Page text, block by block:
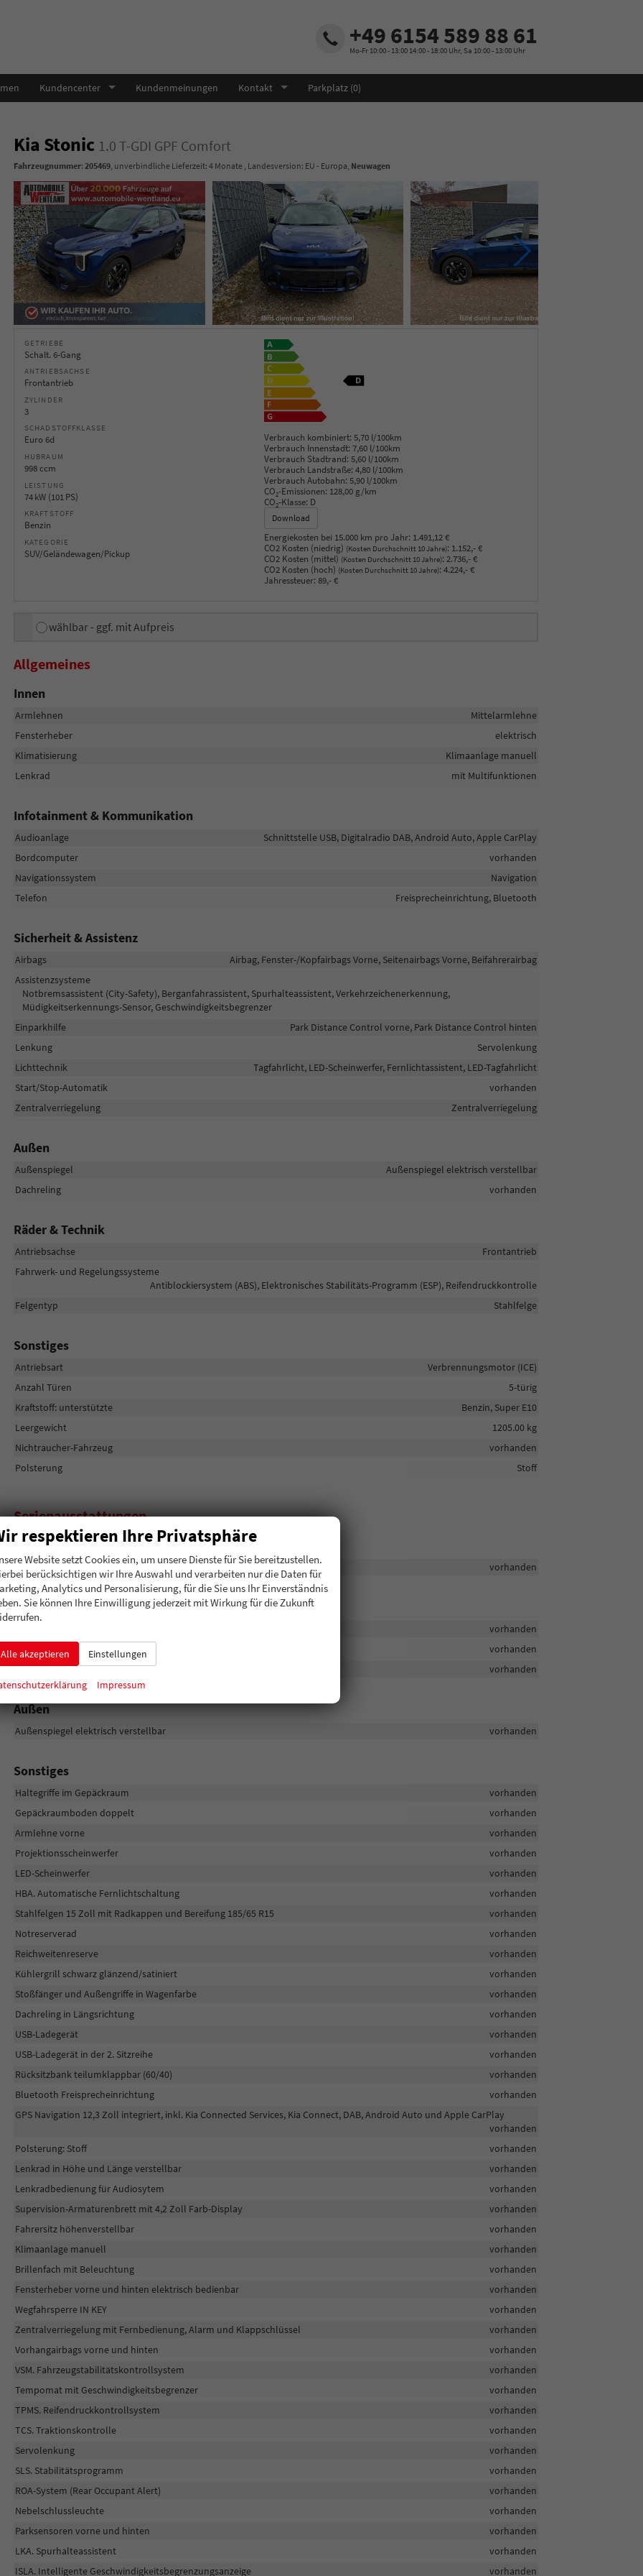
+49 6154 589 88 61
Mo-Fr 10:00 - 13:00 14:00 - 18:00 Uhr, Sa 10:00 - 13:00 Uhr
Kundencenter Kundenmeinungen Kontakt Parkplatz (0)
Kia Stonic 1.0 T-GDI GPF Comfort
Fahrzeugnummer: 205469, unverbindliche Lieferzeit: 4 Monate, Landesversion: EU - Europa, Neuwagen
GETRIEBE
Schalt. 6-Gang
ANTRIEBSACHSE
Frontantrieb
ZYLINDER
3
SCHADSTOFFKLASSE
Euro 6d
HUBRAUM
998 ccm
LEISTUNG
74 kW (101 PS)
KRAFTSTOFF
Benzin
KATEGORIE
SUV/Geländewagen/Pickup
Verbrauch kombiniert: 5,70 l/100km
Verbrauch Innenstadt: 7,60 l/100km
Verbrauch Stadtrand: 5,60 l/100km
Verbrauch Landstraße: 4,80 l/100km
Verbrauch Autobahn: 5,90 l/100km
CO2-Emissionen: 128,00 g/km
CO2-Klasse: D
Download
Energiekosten bei 15.000 km pro Jahr: 1.491,12 €
CO2 Kosten (niedrig) (Kosten Durchschnitt 10 Jahre): 1.152,- €
CO2 Kosten (mittel) (Kosten Durchschnitt 10 Jahre): 2.736,- €
CO2 Kosten (hoch) (Kosten Durchschnitt 10 Jahre): 4.224,- €
Jahressteuer: 89,- €
wählbar - ggf. mit Aufpreis
Allgemeines
Innen
Armlehnen
Mittelarmlehne
Fensterheber
elektrisch
Klimatisierung
Klimaanlage manuell
Lenkrad
mit Multifunktionen
Infotainment & Kommunikation
Audioanlage
Schnittstelle USB, Digitalradio DAB, Android Auto, Apple CarPlay
Bordcomputer
vorhanden
Navigationssystem
Navigation
Telefon
Freisprecheinrichtung, Bluetooth
Sicherheit & Assistenz
Airbags
Airbag, Fenster-/Kopfairbags Vorne, Seitenairbags Vorne, Beifahrerairbag
Assistenzsysteme
Notbremsassistent (City-Safety), Berganfahrassistent, Spurhalteassistent, Verkehrzeichenerkennung,
Müdigkeitserkennungs-Sensor, Geschwindigkeitsbegrenzer
Einparkhilfe
Park Distance Control vorne, Park Distance Control hinten
Lenkung
Servolenkung
Lichttechnik
Tagfahrlicht, LED-Scheinwerfer, Fernlichtassistent, LED-Tagfahrlicht
Start/Stop-Automatik
vorhanden
Zentralverriegelung
Zentralverriegelung
Außen
Außenspiegel
Außenspiegel elektrisch verstellbar
Dachreling
vorhanden
Räder & Technik
Antriebsachse
Frontantrieb
Fahrwerk- und Regelungssysteme
Antiblockiersystem (ABS), Elektronisches Stabilitäts-Programm (ESP), Reifendruckkontrolle
Felgentyp
Stahlfelge
Sonstiges
Antriebsart
Verbrennungsmotor (ICE)
Anzahl Türen
5-türig
Kraftstoff: unterstützte
Benzin, Super E10
Leergewicht
1205.00 kg
Nichtraucher-Fahrzeug
vorhanden
Polsterung
Stoff
Serienausstattungen
Infotainment & Kommunikation
Bordcomputer vorhanden
Sicherheit & Assistenz
vorhanden
Seitenairbags vorne
vorhanden
Rückfahrkamera
vorhanden
Außen
Außenspiegel elektrisch verstellbar vorhanden
Sonstiges
Haltegriffe im Gepäckraum
vorhanden
Gepäckraumboden doppelt
vorhanden
Armlehne vorne
vorhanden
Projektionsscheinwerfer
vorhanden
LED-Scheinwerfer
vorhanden
HBA. Automatische Fernlichtschaltung
vorhanden
Stahlfelgen 15 Zoll mit Radkappen und Bereifung 185/65 R15
vorhanden
Notreserverad
vorhanden
Reichweitenreserve
vorhanden
Kühlergrill schwarz glänzend/satiniert
vorhanden
Stoßfänger und Außengriffe in Wagenfarbe
vorhanden
Dachreling in Längsrichtung
vorhanden
USB-Ladegerät
vorhanden
USB-Ladegerät in der 2. Sitzreihe
vorhanden
Rücksitzbank teilumklappbar (60/40)
vorhanden
Bluetooth Freisprecheinrichtung
vorhanden
GPS Navigation 12,3 Zoll integriert, inkl. Kia Connected Services, Kia Connect, DAB, Android Auto und Apple CarPlay
vorhanden
Polsterung: Stoff
vorhanden
Lenkrad in Höhe und Länge verstellbar
vorhanden
Lenkradbedienung für Audiosytem
vorhanden
Supervision-Armaturenbrett mit 4,2 Zoll Farb-Display
vorhanden
Fahrersitz höhenverstellbar
vorhanden
Klimaanlage manuell
vorhanden
Brillenfach mit Beleuchtung
vorhanden
Fensterheber vorne und hinten elektrisch bedienbar
vorhanden
Wegfahrsperre IN KEY
vorhanden
Zentralverriegelung mit Fernbedienung, Alarm und Klappschlüssel
vorhanden
Vorhangairbags vorne und hinten
vorhanden
VSM. Fahrzeugstabilitätskontrollsystem
vorhanden
Tempomat mit Geschwindigkeitsbegrenzer
vorhanden
TPMS. Reifendruckkontrollsystem
vorhanden
TCS. Traktionskontrolle
vorhanden
Servolenkung
vorhanden
SLS. Stabilitätsprogramm
vorhanden
ROA-System (Rear Occupant Alert)
vorhanden
Nebelschlussleuchte
vorhanden
Parksensoren vorne und hinten
vorhanden
LKA. Spurhalteassistent
vorhanden
ISLA. Intelligente Geschwindigkeitsbegrenzungsanzeige
vorhanden
respektieren Ihre Privatsphäre
Website setzt Cookies ein, um unsere Dienste für Sie bereitzustellen.
berücksichtigen wir Ihre Auswahl und verarbeiten nur die Daten für
Analytics und Personalisierung, für die Sie uns Ihr Einverständnis
Sie können Ihre Einwilligung jederzeit mit Wirkung für die Zukunft
Alle akzeptieren Einstellungen
Impressum